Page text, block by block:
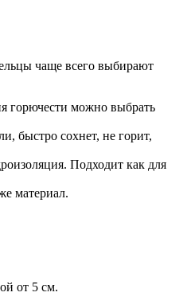
чаще всего выбирают
горючести можно выбрать
быстро сохнет, не горит,
Подходит как для
материал.
от 5 см.